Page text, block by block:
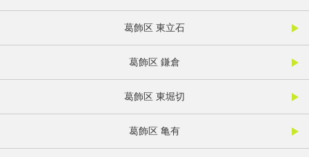
葛飾区 東立石
葛飾区 鎌倉
葛飾区 東堀切
葛飾区 亀有